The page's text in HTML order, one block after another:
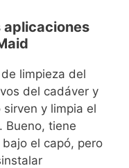
aplicaciones
limpieza del
del cadáver y
y limpia el
Bueno, tiene
el capó, pero